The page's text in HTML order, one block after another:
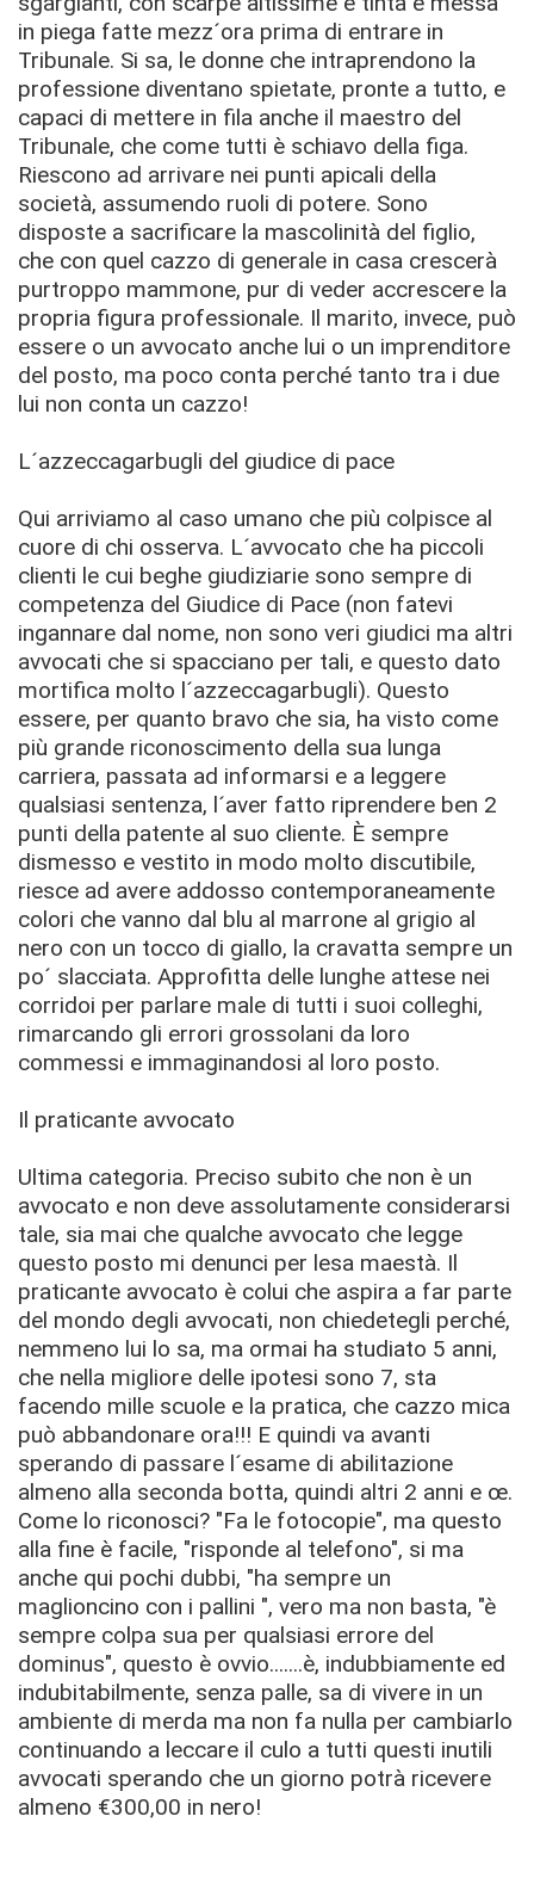
in piega fatte mezz´ora prima di entrare in
Tribunale. Si sa, le donne che intraprendono la
professione diventano spietate, pronte a tutto, e
capaci di mettere in fila anche il maestro del
Tribunale, che come tutti è schiavo della figa.
Riescono ad arrivare nei punti apicali della
società, assumendo ruoli di potere. Sono
disposte a sacrificare la mascolinità del figlio,
che con quel cazzo di generale in casa crescerà
purtroppo mammone, pur di veder accrescere la
propria figura professionale. Il marito, invece, può
essere o un avvocato anche lui o un imprenditore
del posto, ma poco conta perché tanto tra i due
lui non conta un cazzo!
L´azzeccagarbugli del giudice di pace
Qui arriviamo al caso umano che più colpisce al
cuore di chi osserva. L´avvocato che ha piccoli
clienti le cui beghe giudiziarie sono sempre di
competenza del Giudice di Pace (non fatevi
ingannare dal nome, non sono veri giudici ma altri
avvocati che si spacciano per tali, e questo dato
mortifica molto l´azzeccagarbugli). Questo
essere, per quanto bravo che sia, ha visto come
più grande riconoscimento della sua lunga
carriera, passata ad informarsi e a leggere
qualsiasi sentenza, l´aver fatto riprendere ben 2
punti della patente al suo cliente. È sempre
dismesso e vestito in modo molto discutibile,
riesce ad avere addosso contemporaneamente
colori che vanno dal blu al marrone al grigio al
nero con un tocco di giallo, la cravatta sempre un
po´ slacciata. Approfitta delle lunghe attese nei
corridoi per parlare male di tutti i suoi colleghi,
rimarcando gli errori grossolani da loro
commessi e immaginandosi al loro posto.
Il praticante avvocato
Ultima categoria. Preciso subito che non è un
avvocato e non deve assolutamente considerarsi
tale, sia mai che qualche avvocato che legge
questo posto mi denunci per lesa maestà. Il
praticante avvocato è colui che aspira a far parte
del mondo degli avvocati, non chiedetegli perché,
nemmeno lui lo sa, ma ormai ha studiato 5 anni,
che nella migliore delle ipotesi sono 7, sta
facendo mille scuole e la pratica, che cazzo mica
può abbandonare ora!!! E quindi va avanti
sperando di passare l´esame di abilitazione
almeno alla seconda botta, quindi altri 2 anni e œ.
Come lo riconosci? "Fa le fotocopie", ma questo
alla fine è facile, "risponde al telefono", si ma
anche qui pochi dubbi, "ha sempre un
maglioncino con i pallini ", vero ma non basta, "è
sempre colpa sua per qualsiasi errore del
dominus", questo è ovvio.......è, indubbiamente ed
indubitabilmente, senza palle, sa di vivere in un
ambiente di merda ma non fa nulla per cambiarlo
continuando a leccare il culo a tutti questi inutili
avvocati sperando che un giorno potrà ricevere
almeno €300,00 in nero!